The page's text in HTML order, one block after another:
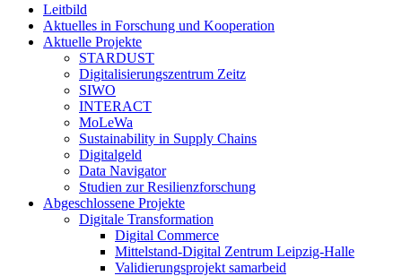
Leitbild
Aktuelles in Forschung und Kooperation
Aktuelle Projekte
STARDUST
Digitalisierungszentrum Zeitz
SIWO
INTERACT
MoLeWa
Sustainability in Supply Chains
Digitalgeld
Data Navigator
Studien zur Resilienzforschung
Abgeschlossene Projekte
Digitale Transformation
Digital Commerce
Mittelstand-Digital Zentrum Leipzig-Halle
Validierungsprojekt samarbeid